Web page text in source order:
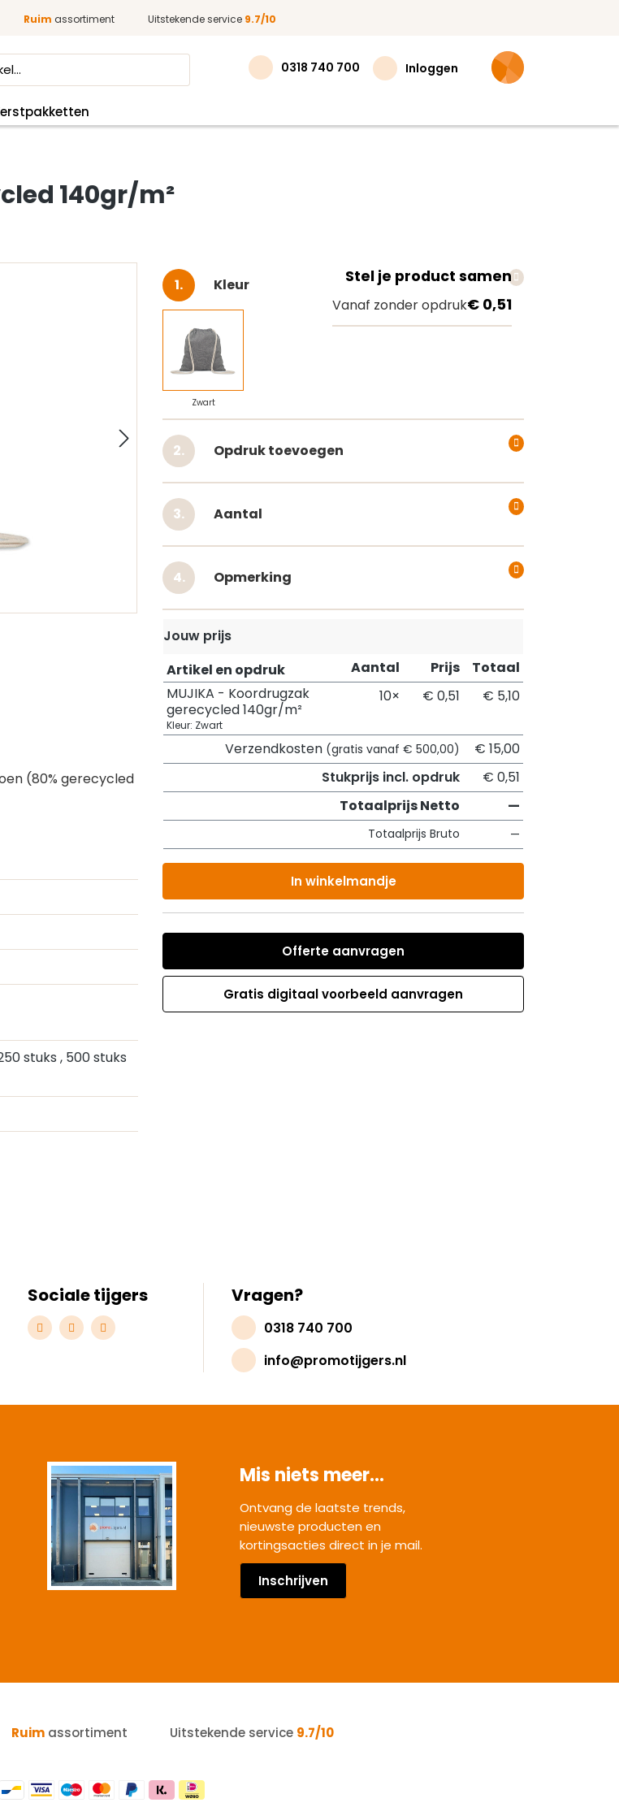
Ruim assortiment Uitstekende service 9.7/10
0318 740 700 Inloggen
140gr/m²
(80% gerecycled
stuks , 500 stuks
Stel je product samen
Vanaf zonder opdruk€ 0,51
Selecteer
Kleur
Zwart
Opdruk toevoegen
Aantal
Opmerking
Jouw prijs
Artikel en opdruk
Aantal Prijs
Totaal
MUJIKA - Koordrugzak
gerecycled 140gr/m²
Kleur: Zwart
10× € 0,51 € 5,10
Verzendkosten (gratis vanaf € 500,00)
€ 15,00
Stukprijs incl. opdruk
€ 0,51
Totaalprijs Netto
—
Totaalprijs Bruto —
In winkelmandje
Offerte aanvragen
Gratis digitaal voorbeeld aanvragen
Sociale tijgers Vragen?
0318 740 700
info@promotijgers.nl
Mis niets meer...
Ontvang de laatste trends,
nieuwste producten en
kortingsacties direct in je mail.
Inschrijven
Ruim assortiment Uitstekende service 9.7/10